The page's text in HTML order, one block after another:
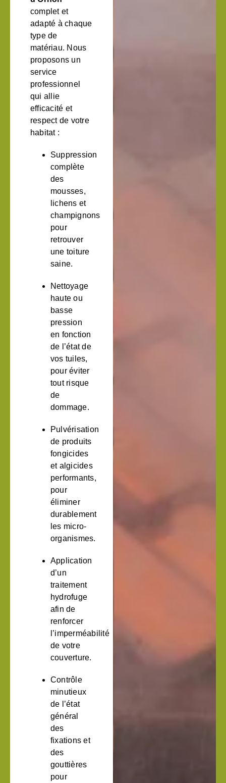
complet et
adapté à chaque
type de
matériau. Nous
proposons un
service
professionnel
qui allie
efficacité et
respect de votre
habitat :
Suppression
complète
des
mousses,
lichens et
champignons
pour
retrouver
une toiture
saine.
Nettoyage
haute ou
basse
pression
en fonction
de l’état de
vos tuiles,
pour éviter
tout risque
de
dommage.
Pulvérisation
de produits
fongicides
et algicides
performants,
pour
éliminer
durablement
les micro-
organismes.
Application
d’un
traitement
hydrofuge
afin de
renforcer
l’imperméabilité
de votre
couverture.
Contrôle
minutieux
de l’état
général
des
fixations et
des
gouttières
pour